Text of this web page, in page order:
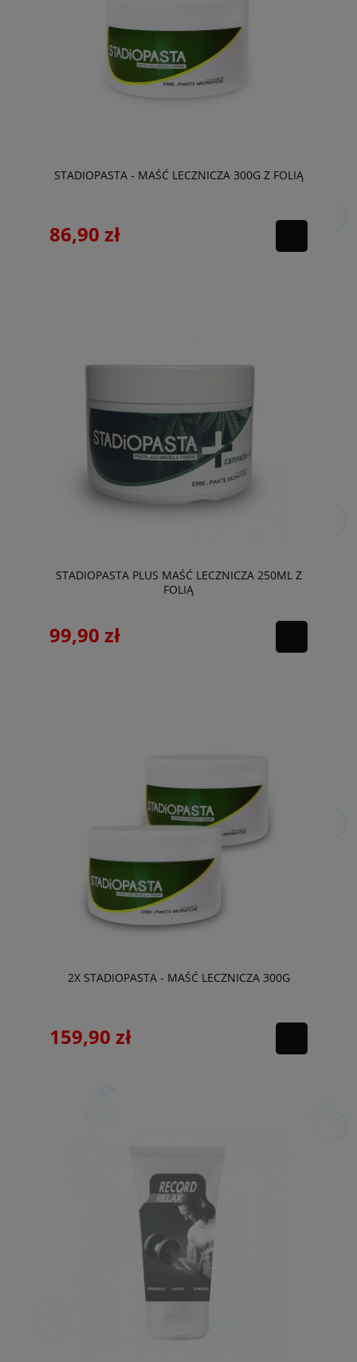
STADIOPASTA - MAŚĆ LECZNICZA 300G Z FOLIĄ
86,90 zł
STADIOPASTA PLUS MAŚĆ LECZNICZA 250ML Z
FOLIĄ
99,90 zł
2X STADIOPASTA - MAŚĆ LECZNICZA 300G
159,90 zł